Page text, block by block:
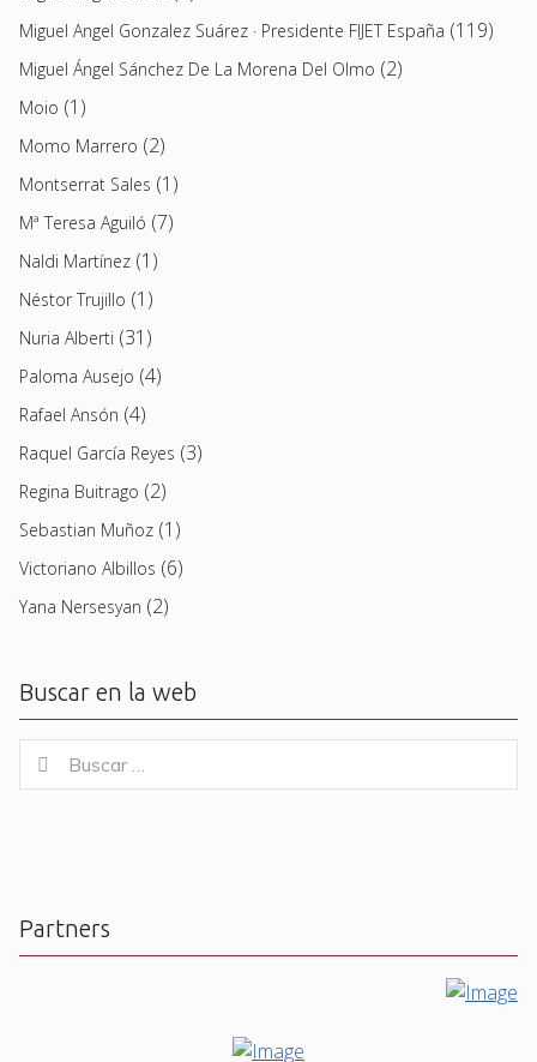
Miguel Angel Gonzalez Suárez · Presidente FIJET España (119)
Miguel Ángel Sánchez De La Morena Del Olmo (2)
Moio (1)
Momo Marrero (2)
Montserrat Sales (1)
Mª Teresa Aguiló (7)
Naldi Martínez (1)
Néstor Trujillo (1)
Nuria Alberti (31)
Paloma Ausejo (4)
Rafael Ansón (4)
Raquel García Reyes (3)
Regina Buitrago (2)
Sebastian Muñoz (1)
Victoriano Albillos (6)
Yana Nersesyan (2)
Buscar en la web
for:
Buscar
Partners